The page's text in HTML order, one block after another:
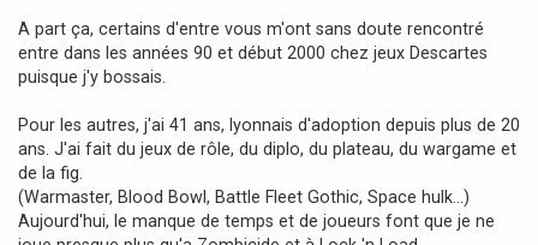
A part ça, certains d'entre vous m'ont sans doute rencontré
entre dans les années 90 et début 2000 chez jeux Descartes
puisque j'y bossais.
Pour les autres, j'ai 41 ans, lyonnais d'adoption depuis plus de 20
ans. J'ai fait du jeux de rôle, du diplo, du plateau, du wargame et
de la fig.
(Warmaster, Blood Bowl, Battle Fleet Gothic, Space hulk...)
Aujourd'hui, le manque de temps et de joueurs font que je ne